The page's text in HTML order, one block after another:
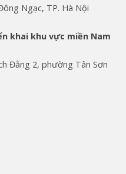
Ngạc, TP. Hà Nội
khai khu vực miền Nam
Đằng 2, phường Tân Sơn